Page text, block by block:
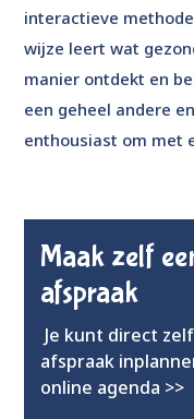
interactieve
wijze leert wat
manier ontdekt en
een geheel andere
enthousiast om met
Maak zelf
afspraak
Je kunt direct
afspraak
online agenda >>